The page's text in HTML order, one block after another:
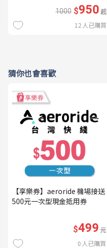
1000 $950起
12 人已購買
猜你也會喜歡
【享樂券】aeroride 機場接送
500元一次型現金抵用券
$499元
0 人已購買